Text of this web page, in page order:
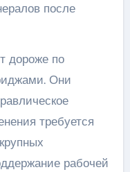
после
дороже по
Они
требуется
рабочей